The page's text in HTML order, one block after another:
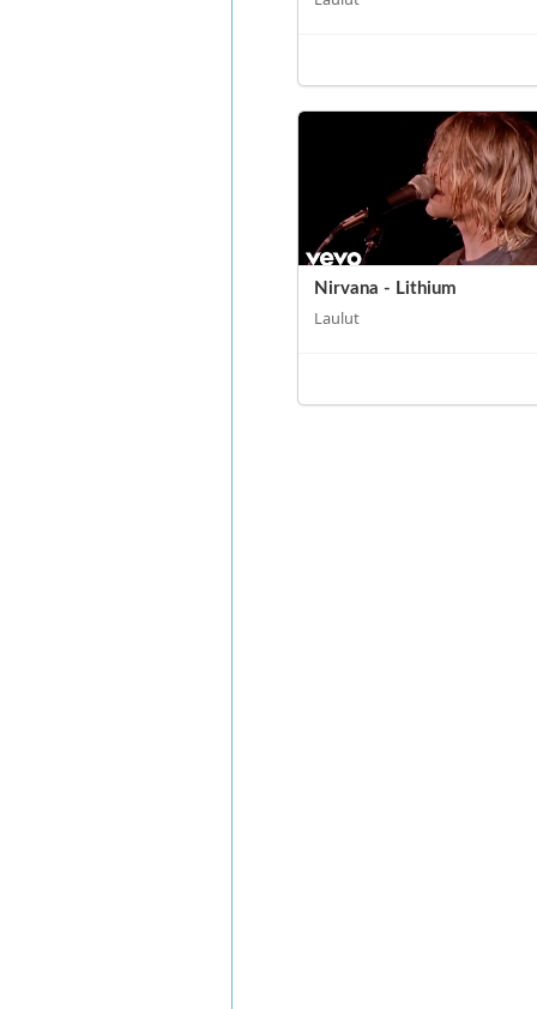
Nirvana - Lithium
Laulut